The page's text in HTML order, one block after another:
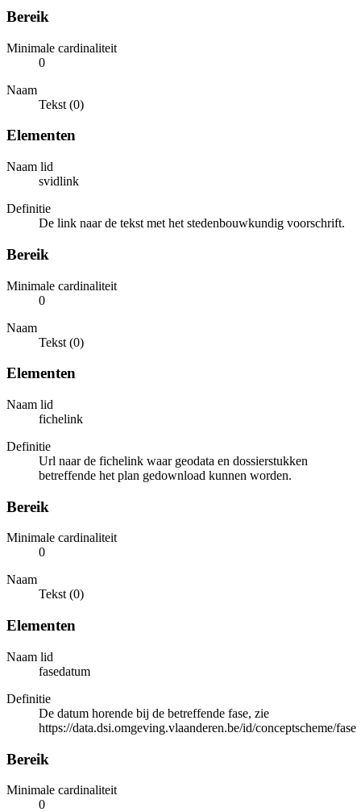
Bereik
Minimale cardinaliteit
0
Naam
Tekst (0)
Elementen
Naam lid
svidlink
Definitie
De link naar de tekst met het stedenbouwkundig voorschrift.
Bereik
Minimale cardinaliteit
0
Naam
Tekst (0)
Elementen
Naam lid
fichelink
Definitie
Url naar de fichelink waar geodata en dossierstukken
betreffende het plan gedownload kunnen worden.
Bereik
Minimale cardinaliteit
0
Naam
Tekst (0)
Elementen
Naam lid
fasedatum
Definitie
De datum horende bij de betreffende fase, zie
https://data.dsi.omgeving.vlaanderen.be/id/conceptscheme/fase
Bereik
Minimale cardinaliteit
0